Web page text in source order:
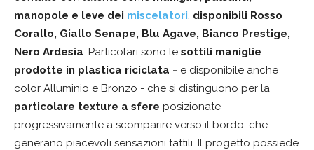
manopole e leve dei miscelatori, disponibili Rosso
Corallo, Giallo Senape, Blu Agave, Bianco Prestige,
Nero Ardesia. Particolari sono le sottili maniglie
prodotte in plastica riciclata - e disponibile anche
color Alluminio e Bronzo - che si distinguono per la
particolare texture a sfere posizionate
progressivamente a scomparire verso il bordo, che
generano piacevoli sensazioni tattili. Il progetto possiede